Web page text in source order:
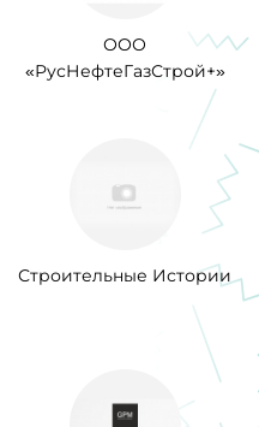
ООО
«РусНефтеГазСтрой+»
Строительные Истории